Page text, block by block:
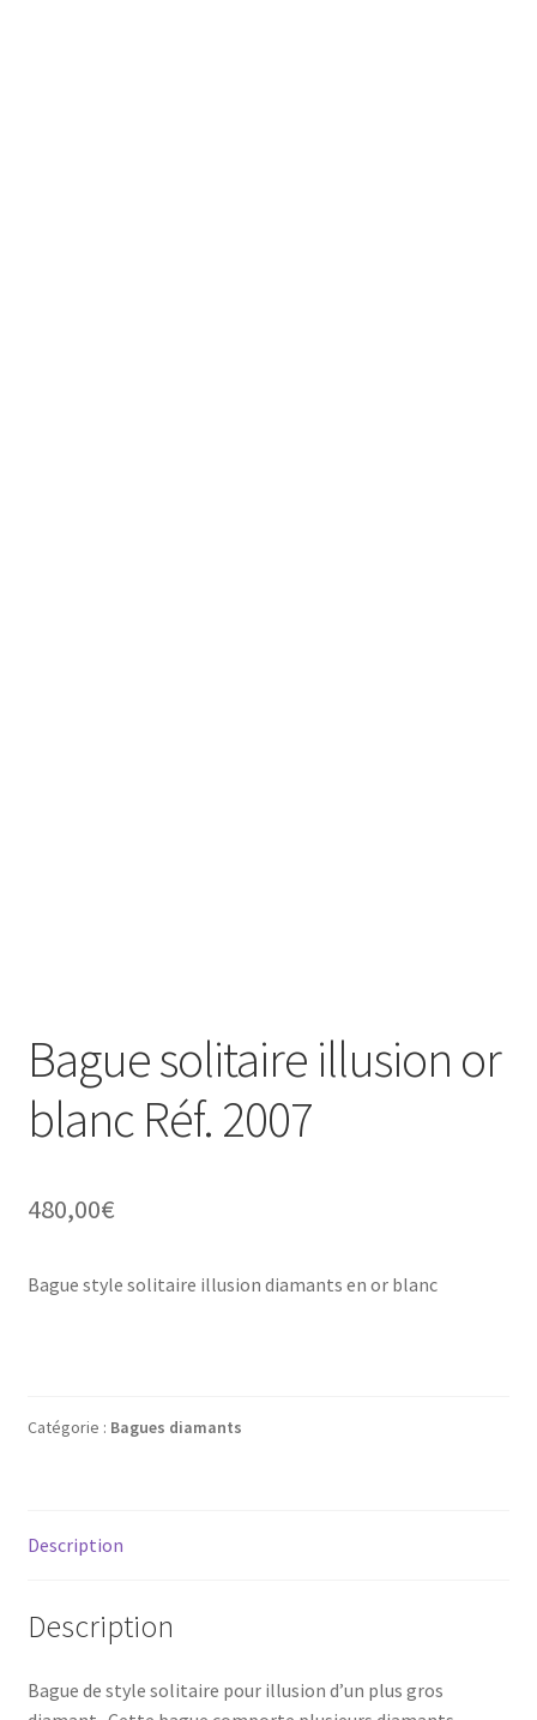
Bague solitaire illusion or
blanc Réf. 2007
480,00€
Bague style solitaire illusion diamants en or blanc
Catégorie : Bagues diamants
Description
Description
Bague de style solitaire pour illusion d’un plus gros